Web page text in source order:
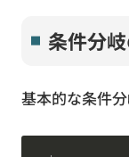
条件分
基本的な条件